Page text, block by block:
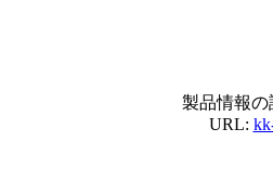
製品情報の
URL: